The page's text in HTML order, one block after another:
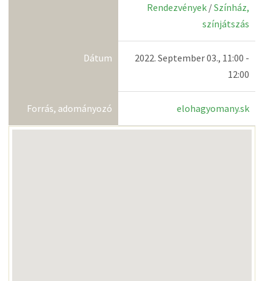
Rendezvények /Színház,
színjátszás
Dátum
2022. September 03., 11:00 -
12:00
Forrás, adományozó elohagyomany.sk